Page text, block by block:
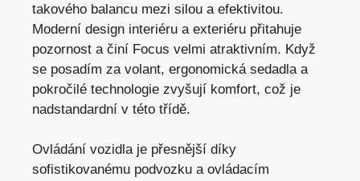
takového balancu mezi silou a efektivitou.
Moderní design interiéru a exteriéru přitahuje
pozornost a činí Focus velmi atraktivním. Když
se posadím za volant, ergonomická sedadla a
pokročilé technologie zvyšují komfort, což je
nadstandardní v této třídě.
Ovládání vozidla je přesnější díky
sofistikovanému podvozku a ovládacím